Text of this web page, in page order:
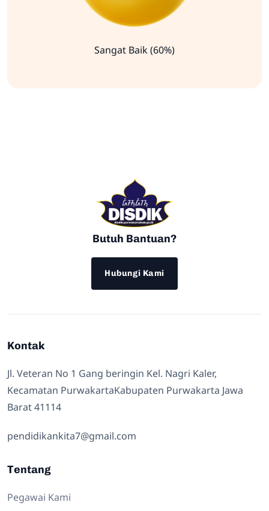
Sangat Baik (60%)
Butuh Bantuan?
Hubungi Kami
Kontak
Jl. Veteran No 1 Gang beringin Kel. Nagri Kaler,
Kecamatan PurwakartaKabupaten Purwakarta Jawa
Barat 41114
pendidikankita7@gmail.com
Tentang
Pegawai Kami